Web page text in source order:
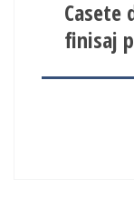
Casete
finisaj